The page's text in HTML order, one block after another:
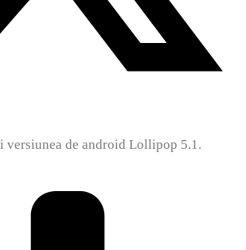
versiunea de android Lollipop 5.1.